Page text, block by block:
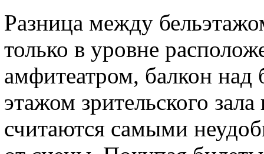
Разница между
только в уровне
амфитеатром, балкон
этажом зрительского
считаются самыми